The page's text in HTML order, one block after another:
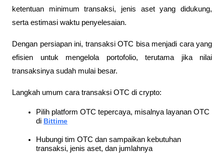
ketentuan minimum transaksi, jenis aset yang didukung,
serta estimasi waktu penyelesaian.
Dengan persiapan ini, transaksi OTC bisa menjadi cara yang
efisien untuk mengelola portofolio, terutama jika nilai
transaksinya sudah mulai besar.
Langkah umum cara transaksi OTC di crypto:
Pilih platform OTC tepercaya, misalnya layanan OTC
di Bittime
Hubungi tim OTC dan sampaikan kebutuhan
transaksi, jenis aset, dan jumlahnya